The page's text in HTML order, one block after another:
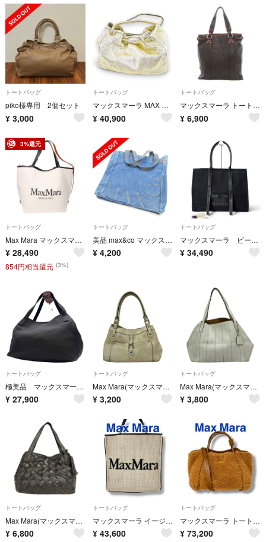
トートバッグ
piko様専用 2個セット
¥ 3,000
トートバッグ
マックスマーラ MAX MARA トートバッグ サイドキルティングデザイン
¥ 40,900
トートバッグ
マックスマーラ トートバッグ ハンドバッグ レザー 茶 ブラウン /SX
¥ 6,900
3%還元
トートバッグ
Max Mara マックスマーラ ロゴ キャンバス/レザー 2WAY
¥ 28,490
854円相当還元 (3%)
トートバッグ
美品 max&co マックスマーラ トートバッグ デニム レディース AM9094
¥ 4,200
トートバッグ
マックスマーラ ビーチウェア ブラバビーチ キャンバス トートバッグ 大容量
¥ 34,490
トートバッグ
極美品 マックスマーラ トートバッグ オールレザー 濃緑 ロゴ A4◎ 肩掛け◎
¥ 27,900
トートバッグ
Max Mara(マックスマーラ) トートバッグ - 白 レザー
¥ 3,200
トートバッグ
Max Mara(マックスマーラ) トートバッグ - 白 レザー
¥ 3,800
トートバッグ
Max Mara(マックスマーラ) トートバッグ - ダークブラウン 編み込み レザー
¥ 6,800
トートバッグ
マックスマーラ イージー ストロー トートバッグ コットン カゴバッグ ブランド
¥ 43,600
トートバッグ
マックスマーラ トートバッグ ブラウン テディベア エクストラ スモール 美品
¥ 73,200